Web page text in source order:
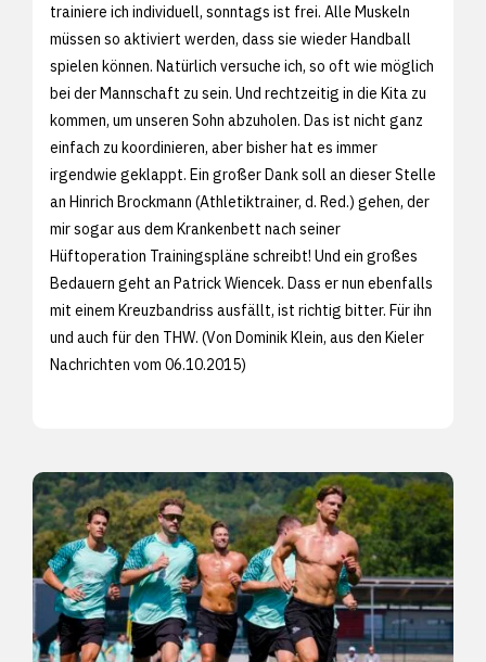
trainiere ich individuell, sonntags ist frei. Alle Muskeln
müssen so aktiviert werden, dass sie wieder Handball
spielen können. Natürlich versuche ich, so oft wie möglich
bei der Mannschaft zu sein. Und rechtzeitig in die Kita zu
kommen, um unseren Sohn abzuholen. Das ist nicht ganz
einfach zu koordinieren, aber bisher hat es immer
irgendwie geklappt. Ein großer Dank soll an dieser Stelle
an Hinrich Brockmann (Athletiktrainer, d. Red.) gehen, der
mir sogar aus dem Krankenbett nach seiner
Hüftoperation Trainingspläne schreibt! Und ein großes
Bedauern geht an Patrick Wiencek. Dass er nun ebenfalls
mit einem Kreuzbandriss ausfällt, ist richtig bitter. Für ihn
und auch für den THW. (Von Dominik Klein, aus den Kieler
Nachrichten vom 06.10.2015)